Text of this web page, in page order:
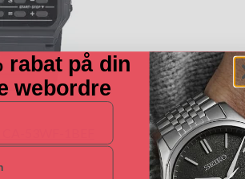
53WF-1BEF
rabat på din
webordre